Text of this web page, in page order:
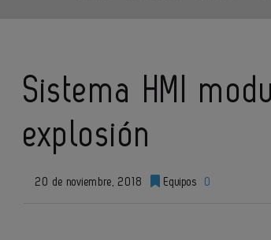
Sistema HMI
explosión
20 de noviembre, 2018 Equipos 0